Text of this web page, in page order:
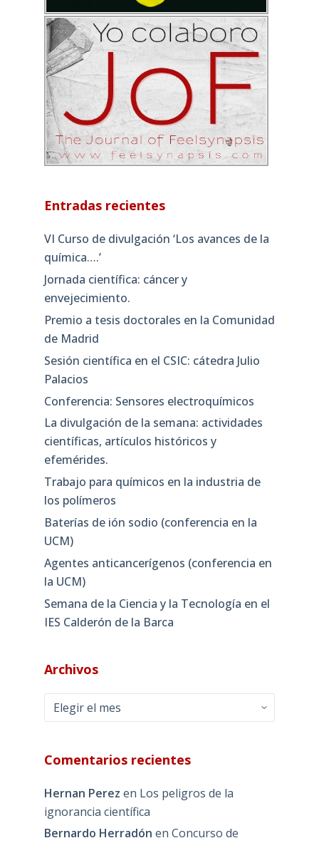
Entradas recientes
VI Curso de divulgación ‘Los avances de la
química….’
Jornada científica: cáncer y
envejecimiento.
Premio a tesis doctorales en la Comunidad
de Madrid
Sesión científica en el CSIC: cátedra Julio
Palacios
Conferencia: Sensores electroquímicos
La divulgación de la semana: actividades
científicas, artículos históricos y
efemérides.
Trabajo para químicos en la industria de
los polímeros
Baterías de ión sodio (conferencia en la
UCM)
Agentes anticancerígenos (conferencia en
la UCM)
Semana de la Ciencia y la Tecnología en el
IES Calderón de la Barca
Archivos
Archivos
Comentarios recientes
Hernan Perez en Los peligros de la
ignorancia científica
Bernardo Herradón en Concurso de